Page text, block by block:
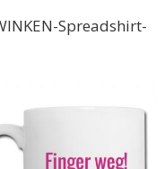
Spreadshirt-